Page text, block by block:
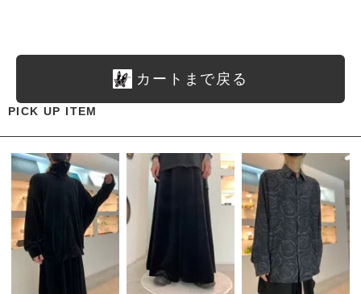
カートまで戻る
PICK UP ITEM